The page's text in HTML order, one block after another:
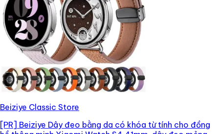
Beiziye Classic Store
[PR] Beiziye Dây đeo bằng da có khóa từ tính cho đồng